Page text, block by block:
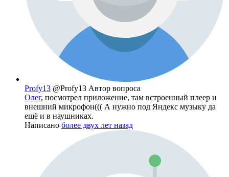
Profy13 @Profy13 Автор вопроса
Олег, посмотрел приложение, там встроенный плеер и
внешний микрофон((( А нужно под Яндекс музыку да
ещё и в наушниках.
Написано более двух лет назад